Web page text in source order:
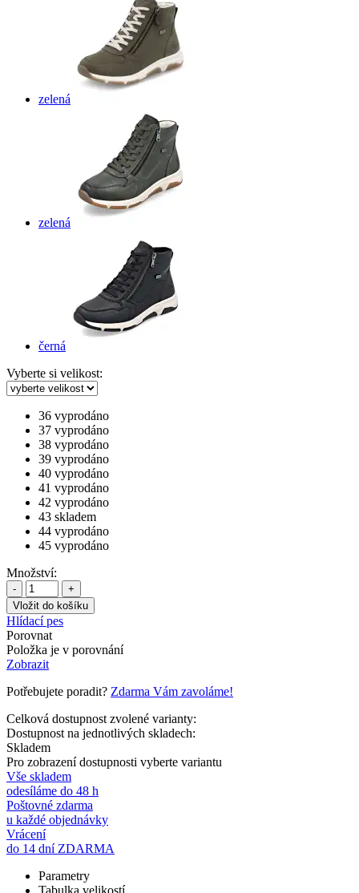
zelená
zelená
černá
Vyberte si velikost:
36 vyprodáno
37 vyprodáno
38 vyprodáno
39 vyprodáno
40 vyprodáno
41 vyprodáno
42 vyprodáno
43 skladem
44 vyprodáno
45 vyprodáno
Množství:
- +
Hlídací pes
Porovnat
Položka je v porovnání
Zobrazit
Potřebujete poradit? Zdarma Vám zavoláme!
Celková dostupnost zvolené varianty:
Dostupnost na jednotlivých skladech:
Skladem
Pro zobrazení dostupnosti vyberte variantu
Vše skladem
odesíláme do 48 h
Poštovné zdarma
u každé objednávky
Vrácení
do 14 dní ZDARMA
Parametry
Tabulka velikostí